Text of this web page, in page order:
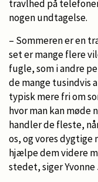
travlhed på
nogen undtagelse.
– Sommeren er en
set er mange flere
fugle, som i andre
de mange tusindvis
typisk mere fri om
hvor man kan møde
handler de fleste,
os, og vores
hjælpe dem videre
stedet, siger Yvonne